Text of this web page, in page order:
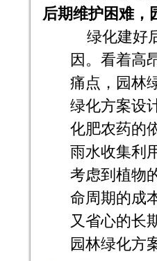
后期维护困难，
绿化建好
因。看着高
痛点，园林
绿化方案设
化肥农药的
雨水收集利
考虑到植物
命周期的成
又省心的长
园林绿化方